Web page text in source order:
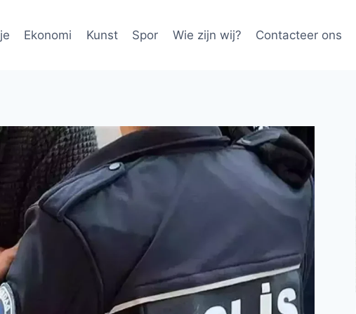
Ekonomi Kunst Spor Wie zijn wij? Contacteer ons